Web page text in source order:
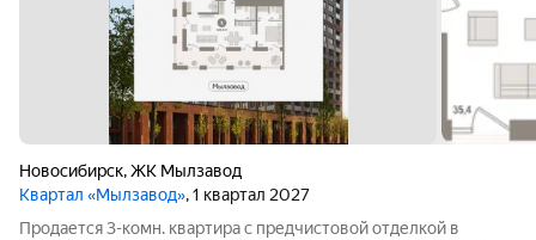
Новосибирск,ЖК Мылзавод
Квартал «Мылзавод», 1 квартал 2027
Продается 3-комн. квартира с предчистовой отделкой в